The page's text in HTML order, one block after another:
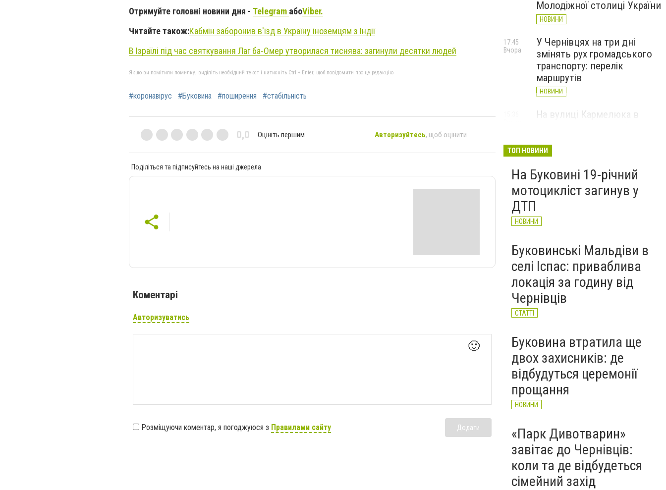
Отримуйте головні новини дня - Telegram абоViber.
Читайте також:Кабмін заборонив в'їзд в Україну іноземцям з Індії
В Ізраїлі під час святкування Лаг ба-Омер утворилася тиснява: загинули десятки людей
Якщо ви помітили помилку, виділіть необхідний текст і натисніть Ctrl + Enter, щоб повідомити про це редакцію
#коронавірус #Буковина #поширення #стабільність
0,0 Оцініть першим Авторизуйтесь, щоб оцінити
Поділіться та підписуйтесь на наші джерела
Коментарі
Авторизуватись
🙂
Розміщуючи коментар, я погоджуюся з Правилами сайту Додати
Молодіжної столиці України
НОВИНИ
У Чернівцях на три дні
змінять рух громадського
транспорту: перелік
маршрутів
НОВИНИ
17:45
Вчора
На вулиці Кармелюка в
НОВИНИ
ТОП НОВИНИ
На Буковині 19-річний
мотоцикліст загинув у
ДТП
НОВИНИ
Буковинські Мальдіви в
селі Іспас: приваблива
локація за годину від
Чернівців
СТАТТІ
Буковина втратила ще
двох захисників: де
відбудуться церемонії
прощання
НОВИНИ
«Парк Дивотварин»
завітає до Чернівців:
коли та де відбудеться
сімейний захід